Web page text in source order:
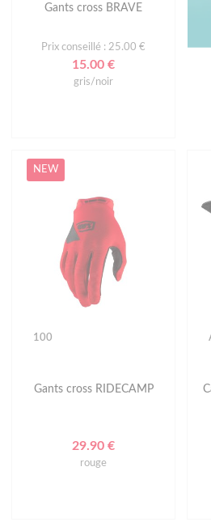
Gants cross BRAVE
Prix conseillé : 25.00 €
15.00 €
gris/noir
NEW
100
Gants cross RIDECAMP
29.90 €
rouge